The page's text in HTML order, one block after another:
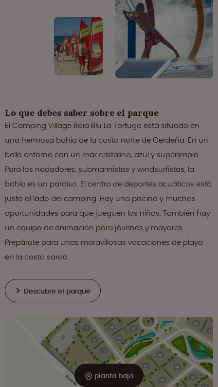
Lo que debes saber sobre el parque
El Camping Village Baia Blu La Tortuga está situado en
una hermosa bahía de la costa norte de Cerdeña. En un
bello entorno con un mar cristalino, azul y superlimpio.
Para los nadadores, submarinistas y windsurfistas, la
bahía es un paraíso. El centro de deportes acuáticos está
justo al lado del camping. Hay una piscina y muchas
oportunidades para que jueguen los niños. También hay
un equipo de animación para jóvenes y mayores.
Prepárate para unas maravillosas vacaciones de playa
en la costa sarda.
Descubre el parque
planta baja